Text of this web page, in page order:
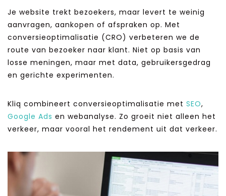
Je website trekt bezoekers, maar levert te weinig
aanvragen, aankopen of afspraken op. Met
conversieoptimalisatie (CRO) verbeteren we de
route van bezoeker naar klant. Niet op basis van
losse meningen, maar met data, gebruikersgedrag
en gerichte experimenten.
Kliq combineert conversieoptimalisatie met SEO,
Google Ads en webanalyse. Zo groeit niet alleen het
verkeer, maar vooral het rendement uit dat verkeer.